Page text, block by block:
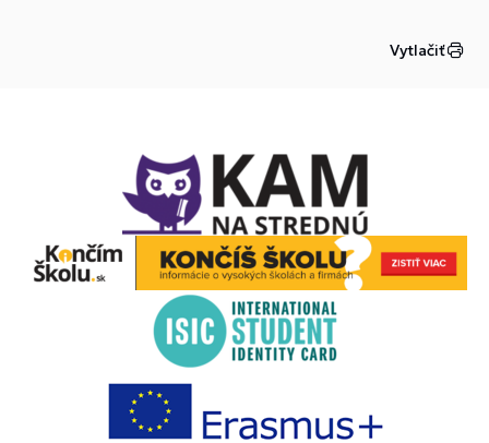
Vytlačiť